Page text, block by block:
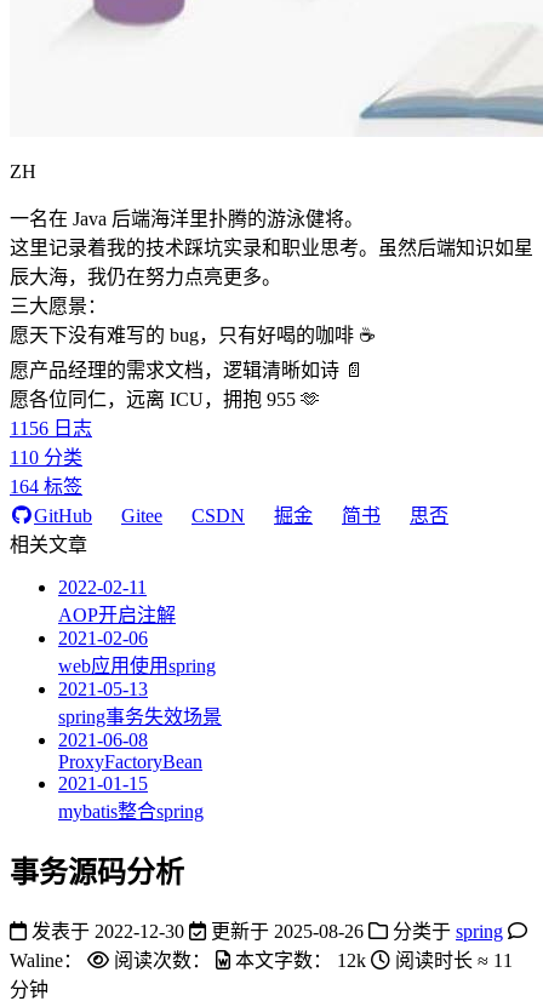
ZH
一名在 Java 后端海洋里扑腾的游泳健将。
这里记录着我的技术踩坑实录和职业思考。虽然后端知识如星
辰大海，我仍在努力点亮更多。
三大愿景：
愿天下没有难写的 bug，只有好喝的咖啡 ☕️
愿产品经理的需求文档，逻辑清晰如诗 📄
愿各位同仁，远离 ICU，拥抱 955 🫶
1156 日志
110 分类
164 标签
GitHub
Gitee CSDN 掘金 简书
思否
相关文章
2022-02-11
AOP开启注解
2021-02-06
web应用使用spring
2021-05-13
spring事务失效场景
2021-06-08
ProxyFactoryBean
2021-01-15
mybatis整合spring
事务源码分析
发表于 2022-12-30 更新于 2025-08-26 分类于 spring
Waline：
阅读次数： 本文字数： 12k 阅读时长 ≈ 11
分钟